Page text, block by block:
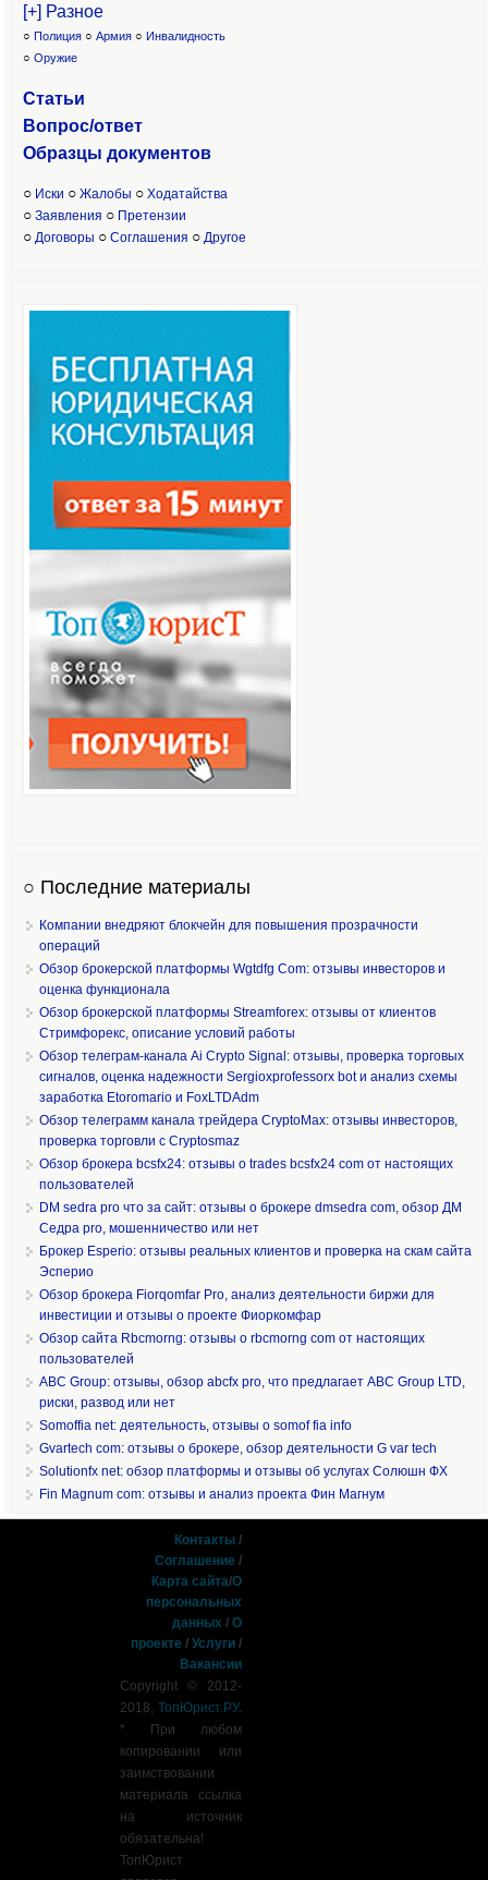
[+] Разное
○ Полиция ○ Армия ○ Инвалидность
○ Оружие
Статьи
Вопрос/ответ
Образцы документов
○ Иски ○ Жалобы ○ Ходатайства
○ Заявления ○ Претензии
○ Договоры ○ Соглашения ○ Другое
○ Последние материалы
Компании внедряют блокчейн для повышения прозрачности
операций
Обзор брокерской платформы Wgtdfg Com: отзывы инвесторов и
оценка функционала
Обзор брокерской платформы Streamforex: отзывы от клиентов
Стримфорекс, описание условий работы
Обзор телеграм-канала Ai Crypto Signal: отзывы, проверка торговых
сигналов, оценка надежности Sergioxprofessorx bot и анализ схемы
заработка Etoromario и FoxLTDAdm
Обзор телеграмм канала трейдера CryptoMax: отзывы инвесторов,
проверка торговли с Cryptosmaz
Обзор брокера bcsfx24: отзывы о trades bcsfx24 com от настоящих
пользователей
DM sedra pro что за сайт: отзывы о брокере dmsedra com, обзор ДМ
Седра pro, мошенничество или нет
Брокер Esperio: отзывы реальных клиентов и проверка на скам сайта
Эсперио
Обзор брокера Fiorqomfar Pro, анализ деятельности биржи для
инвестиции и отзывы о проекте Фиоркомфар
Обзор сайта Rbcmorng: отзывы о rbcmorng com от настоящих
пользователей
ABC Group: отзывы, обзор abcfx pro, что предлагает ABC Group LTD,
риски, развод или нет
Somoffia net: деятельность, отзывы о somof fia info
Gvartech com: отзывы о брокере, обзор деятельности G var tech
Solutionfx net: обзор платформы и отзывы об услугах Солюшн ФХ
Fin Magnum com: отзывы и анализ проекта Фин Магнум
Контакты /
Соглашение /
Карта сайта/О
персональных
данных /О
проекте /Услуги /
Вакансии
Copyright © 2012-
2018,ТопЮрист.РУ.
* При любом
копировании или
заимствовании
материала ссылка
на источник
обязательна!
ТопЮрист